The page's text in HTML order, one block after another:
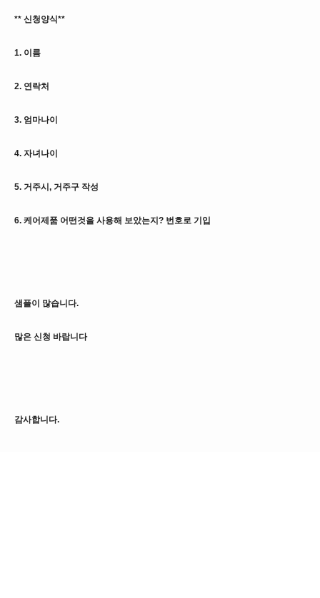
** 신청양식**
1. 이름
2. 연락처
3. 엄마나이
4. 자녀나이
5. 거주시, 거주구 작성
6. 케어제품 어떤것을 사용해 보았는지? 번호로 기입
샘플이 많습니다.
많은 신청 바랍니다
감사합니다.